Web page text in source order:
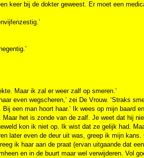
keer bij de dokter geweest. Er moet een
Maar ik zal er weer zalf op smeren.’
even wegscheren,’ zei De Vrouw. ‘Straks
Bij een man hoort haar.’ Ik wees op mijn baard
Maar het is zonde van de zalf. Je weet dat hij
kon ik niet op. Ik wist dat ze gelijk had.
later even de deur uit was, greep ik mijn
ik haar aan de praat (ervan uitgaande dat
en in de buurt maar wel verwijderen. Vol